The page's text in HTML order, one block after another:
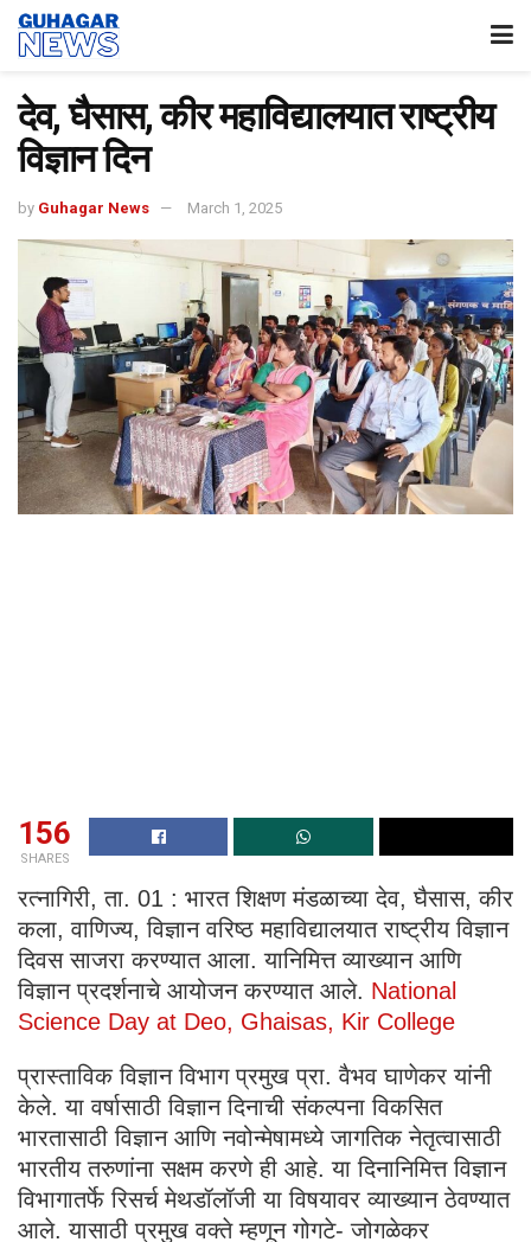
देव, घैसास, कीर महाविद्यालयात राष्ट्रीय
विज्ञान दिन
by Guhagar News March 1, 2025
156
SHARES
रत्नागिरी, ता. 01 : भारत शिक्षण मंडळाच्या देव, घैसास, कीर
कला, वाणिज्य, विज्ञान वरिष्ठ महाविद्यालयात राष्ट्रीय विज्ञान
दिवस साजरा करण्यात आला. यानिमित्त व्याख्यान आणि
विज्ञान प्रदर्शनाचे आयोजन करण्यात आले. National
Science Day at Deo, Ghaisas, Kir College
प्रास्ताविक विज्ञान विभाग प्रमुख प्रा. वैभव घाणेकर यांनी
केले. या वर्षासाठी विज्ञान दिनाची संकल्पना विकसित
भारतासाठी विज्ञान आणि नवोन्मेषामध्ये जागतिक नेतृत्वासाठी
भारतीय तरुणांना सक्षम करणे ही आहे. या दिनानिमित्त विज्ञान
विभागातर्फे रिसर्च मेथडॉलॉजी या विषयावर व्याख्यान ठेवण्यात
आले. यासाठी प्रमुख वक्ते म्हणून गोगटे- जोगळेकर